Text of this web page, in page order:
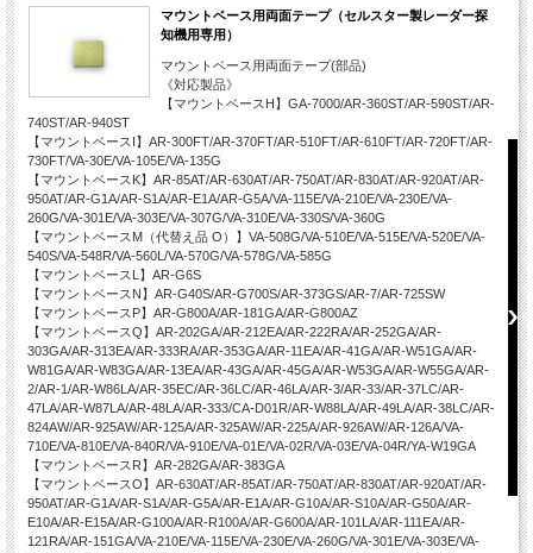
マウントベース用両面テープ（セルスター製レーダー探
知機用専用）
マウントベース用両面テープ(部品)
《対応製品》
【マウントベースH】GA-7000/AR-360ST/AR-590ST/AR-
740ST/AR-940ST
【マウントベースI】AR-300FT/AR-370FT/AR-510FT/AR-610FT/AR-720FT/AR-
730FT/VA-30E/VA-105E/VA-135G
【マウントベースK】AR-85AT/AR-630AT/AR-750AT/AR-830AT/AR-920AT/AR-
950AT/AR-G1A/AR-S1A/AR-E1A/AR-G5A/VA-115E/VA-210E/VA-230E/VA-
260G/VA-301E/VA-303E/VA-307G/VA-310E/VA-330S/VA-360G
【マウントベースM（代替え品 O）】VA-508G/VA-510E/VA-515E/VA-520E/VA-
540S/VA-548R/VA-560L/VA-570G/VA-578G/VA-585G
【マウントベースL】AR-G6S
【マウントベースN】AR-G40S/AR-G700S/AR-373GS/AR-7/AR-725SW
【マウントベースP】AR-G800A/AR-181GA/AR-G800AZ
【マウントベースQ】AR-202GA/AR-212EA/AR-222RA/AR-252GA/AR-
303GA/AR-313EA/AR-333RA/AR-353GA/AR-11EA/AR-41GA/AR-W51GA/AR-
W81GA/AR-W83GA/AR-13EA/AR-43GA/AR-45GA/AR-W53GA/AR-W55GA/AR-
2/AR-1/AR-W86LA/AR-35EC/AR-36LC/AR-46LA/AR-3/AR-33/AR-37LC/AR-
47LA/AR-W87LA/AR-48LA/AR-333/CA-D01R/AR-W88LA/AR-49LA/AR-38LC/AR-
824AW/AR-925AW/AR-125A/AR-325AW/AR-225A/AR-926AW/AR-126A/VA-
710E/VA-810E/VA-840R/VA-910E/VA-01E/VA-02R/VA-03E/VA-04R/YA-W19GA
【マウントベースR】AR-282GA/AR-383GA
【マウントベースO】AR-630AT/AR-85AT/AR-750AT/AR-830AT/AR-920AT/AR-
950AT/AR-G1A/AR-S1A/AR-G5A/AR-E1A/AR-G10A/AR-S10A/AR-G50A/AR-
E10A/AR-E15A/AR-G100A/AR-R100A/AR-G600A/AR-101LA/AR-111EA/AR-
121RA/AR-151GA/VA-210E/VA-115E/VA-230E/VA-260G/VA-301E/VA-303E/VA-